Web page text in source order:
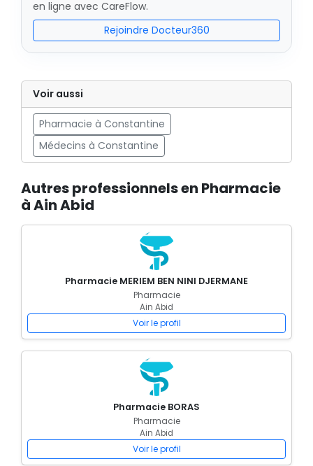
en ligne avec CareFlow.
Rejoindre Docteur360
Voir aussi
Pharmacie à Constantine
Médecins à Constantine
Autres professionnels en Pharmacie
à Ain Abid
Pharmacie MERIEM BEN NINI DJERMANE
Pharmacie
Ain Abid
Voir le profil
Pharmacie BORAS
Pharmacie
Ain Abid
Voir le profil